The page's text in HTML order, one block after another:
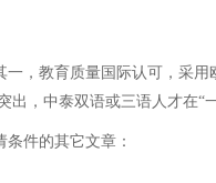
，教育质量国际认可，采
出，中泰双语或三语人才在
条件的其它文章：